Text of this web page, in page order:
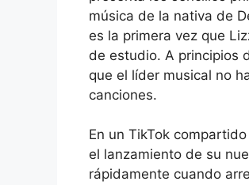
música de la nativa de
es la primera vez que
de estudio. A principios
que el líder musical no
canciones.
En un TikTok
el lanzamiento de su
rápidamente cuando